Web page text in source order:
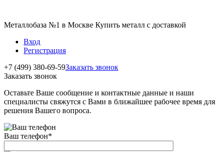
Металлобаза №1 в Москве Купить металл с доставкой
Вход
Регистрация
+7 (499) 380-69-59Заказать звонок
Заказать звонок
Оставьте Ваше сообщение и контактные данные и наши
специалисты свяжутся с Вами в ближайшее рабочее время для
решения Вашего вопроса.
Ваш телефон*